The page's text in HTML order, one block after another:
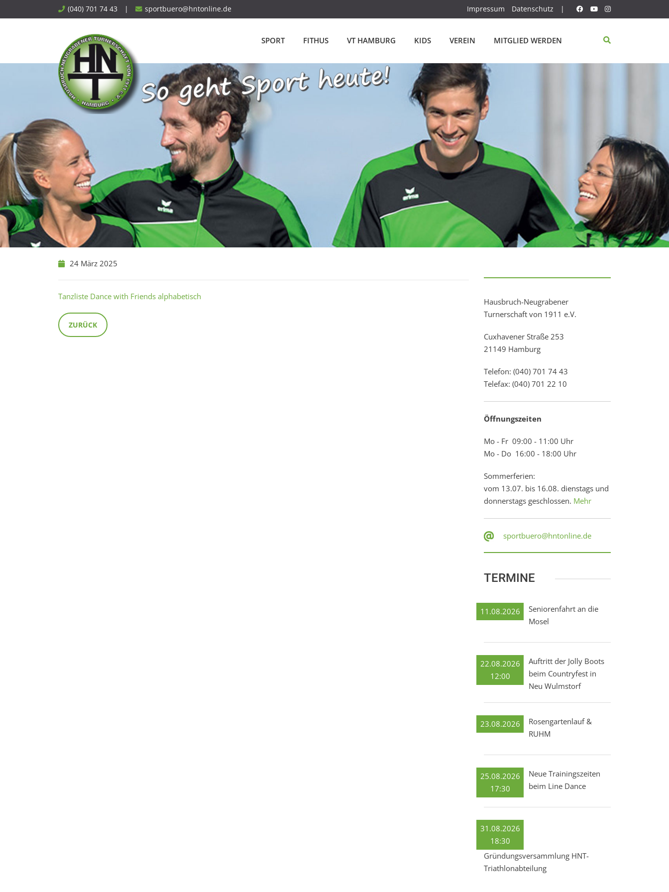
to
(040) 701 74 43 | sportbuero@hntonline.de Impressum Datenschutz |
SPORT FITHUS VT HAMBURG KIDS VEREIN MITGLIED WERDEN
24 März 2025
Tanzliste Dance with Friends alphabetisch
ZURÜCK
Hausbruch-Neugrabener
Turnerschaft von 1911 e.V.
Cuxhavener Straße 253
21149 Hamburg
Telefon: (040) 701 74 43
Telefax: (040) 701 22 10
Öffnungszeiten
Mo - Fr 09:00 - 11:00 Uhr
Mo - Do 16:00 - 18:00 Uhr
Sommerferien:
vom 13.07. bis 16.08. dienstags und
donnerstags geschlossen. Mehr
sportbuero@hntonline.de
TERMINE
11.08.2026
Seniorenfahrt an die
Mosel
22.08.2026
12:00
Auftritt der Jolly Boots
beim Countryfest in
Neu Wulmstorf
23.08.2026
Rosengartenlauf &
RUHM
25.08.2026
17:30
Neue Trainingszeiten
beim Line Dance
31.08.2026
18:30
Gründungsversammlung HNT-
Triathlonabteilung